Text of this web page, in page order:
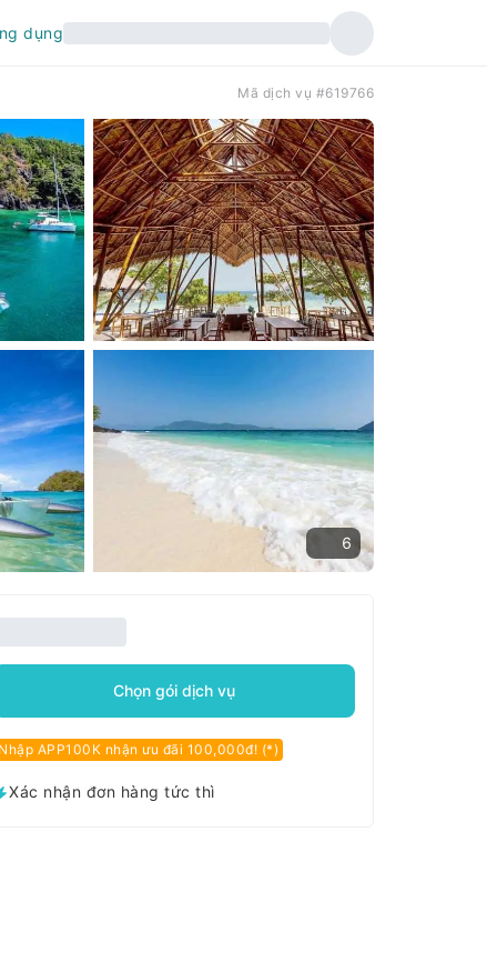
dụng
Mã dịch vụ #619766
6
Chọn gói dịch vụ
Nhập APP100K nhận ưu đãi 100,000đ! (*)
Xác nhận đơn hàng tức thì